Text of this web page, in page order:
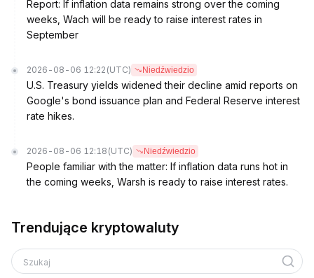
Report: If inflation data remains strong over the coming
weeks, Wach will be ready to raise interest rates in
September
2026-08-06 12:22 (UTC) Niedźwiedzio
U.S. Treasury yields widened their decline amid reports on
Google's bond issuance plan and Federal Reserve interest
rate hikes.
2026-08-06 12:18 (UTC) Niedźwiedzio
People familiar with the matter: If inflation data runs hot in
the coming weeks, Warsh is ready to raise interest rates.
Trendujące kryptowaluty
Szukaj